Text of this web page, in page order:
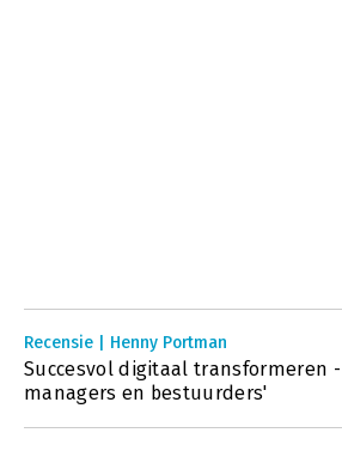
Recensie | Henny Portman
Succesvol digitaal transformeren
managers en bestuurders'